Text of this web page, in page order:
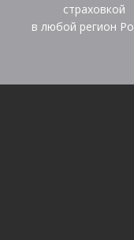
страховкой
в любой регион